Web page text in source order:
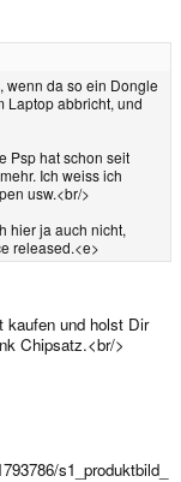
wenn da so ein Dongle
Laptop abbricht, und
Psp hat schon seit
Ich weiss ich
usw.<br/>
hier ja auch nicht,
released.<e>
kaufen und holst Dir
Chipsatz.<br/>
s1_produktbild_